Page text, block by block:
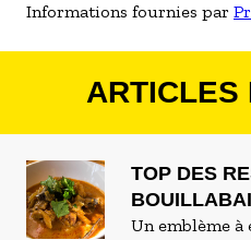
Informations fournies par
ARTICLES
TOP DES
Un emblème à